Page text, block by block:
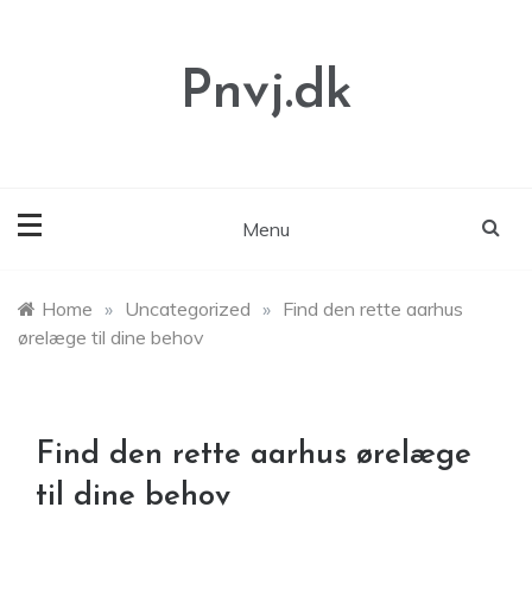
Pnvj.dk
Menu
Home » Uncategorized » Find den rette aarhus
ørelæge til dine behov
Find den rette aarhus ørelæge
til dine behov